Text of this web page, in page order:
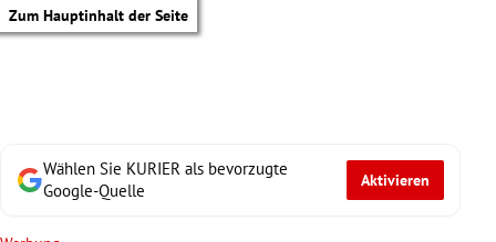
Zum Hauptinhalt der Seite
Wählen Sie KURIER als bevorzugte
Google-Quelle
Aktivieren